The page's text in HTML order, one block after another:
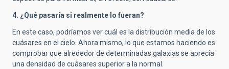
4. ¿Qué pasaría si realmente lo fueran?
En este caso, podríamos ver cuál es la distribución media de los
cuásares en el cielo. Ahora mismo, lo que estamos haciendo es
comprobar que alrededor de determinadas galaxias se aprecia
una densidad de cuásares superior a la normal.